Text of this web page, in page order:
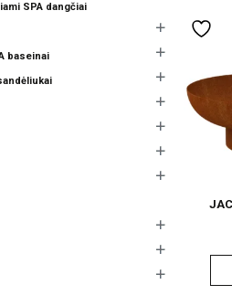
SPA dangčiai
baseinai